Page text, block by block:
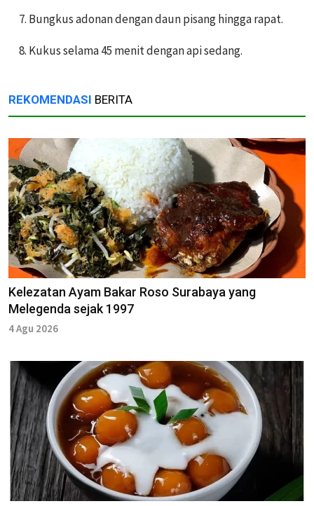
7. Bungkus adonan dengan daun pisang hingga rapat.
8. Kukus selama 45 menit dengan api sedang.
REKOMENDASI BERITA
Kelezatan Ayam Bakar Roso Surabaya yang
Melegenda sejak 1997
4 Agu 2026